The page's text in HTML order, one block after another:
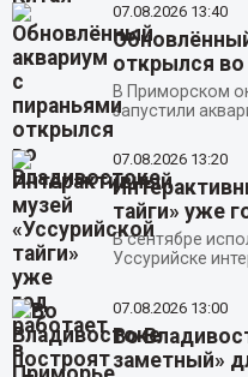
07.08.2026 13:40
открылся
В Приморском
запустили
07.08.2026 13:20
тайги» уже
В сентябре
Уссурийске
07.08.2026 13:00
Во
заметный»